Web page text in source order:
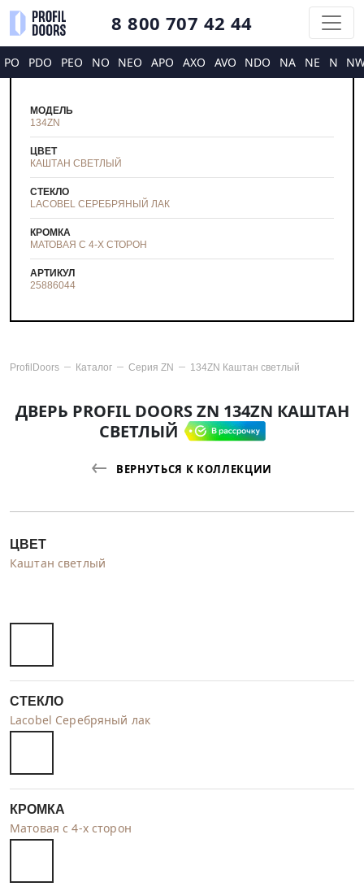
8 800 707 42 44
PO PDO PEO NO NEO APO AXO AVO NDO NA NE N
МОДЕЛЬ
134ZN
ЦВЕТ
КАШТАН СВЕТЛЫЙ
СТЕКЛО
LACOBEL СЕРЕБРЯНЫЙ ЛАК
КРОМКА
МАТОВАЯ С 4-Х СТОРОН
АРТИКУЛ
25886044
ProfilDoors Каталог Серия ZN 134ZN Каштан светлый
ДВЕРЬ PROFIL DOORS ZN 134ZN КАШТАН
СВЕТЛЫЙ
ВЕРНУТЬСЯ К КОЛЛЕКЦИИ
ЦВЕТ
Каштан светлый
СТЕКЛО
Lacobel Серебряный лак
КРОМКА
Матовая с 4-х сторон